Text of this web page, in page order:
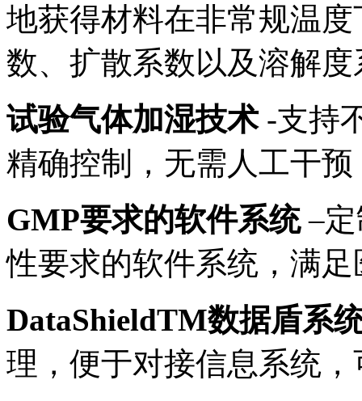
地获得材料在非常规温
数、扩散系数以及溶解
试验气体加湿技术-支持
精确控制，无需人工干预
GMP要求的软件系统–定
性要求的软件系统，满
DataShieldTM数据盾系
理，便于对接信息系统